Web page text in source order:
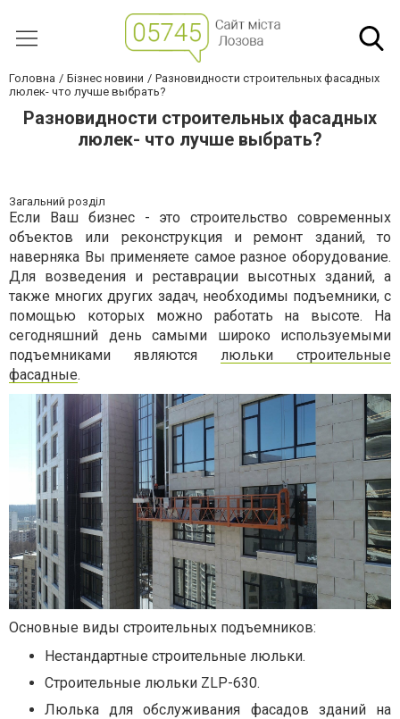
Головна Бізнес новини
Разновидности строительных фасадных
люлек- что лучше выбрать?
Разновидности строительных фасадных
люлек- что лучше выбрать?
Загальний розділ
Если Ваш бизнес - это строительство современных
объектов или реконструкция и ремонт зданий, то
наверняка Вы применяете самое разное оборудование.
Для возведения и реставрации высотных зданий, а
также многих других задач, необходимы подъемники, с
помощью которых можно работать на высоте. На
сегодняшний день самыми широко используемыми
подъемниками являются люльки строительные
фасадные.
Основные виды строительных подъемников:
Нестандартные строительные люльки.
Строительные люльки ZLP-630.
Люлька для обслуживания фасадов зданий на